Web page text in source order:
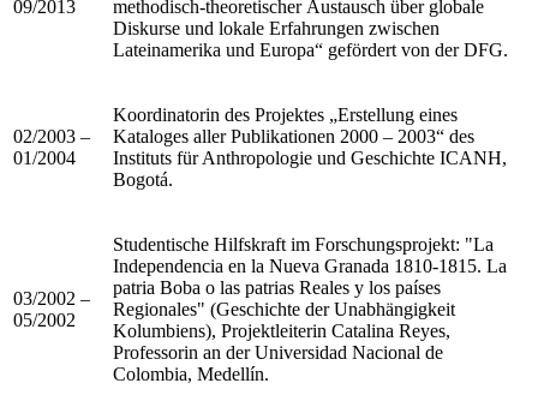
09/2013
methodisch-theoretischer Austausch über globale
Diskurse und lokale Erfahrungen zwischen
Lateinamerika und Europa“ gefördert von der DFG.
02/2003 –
01/2004
Koordinatorin des Projektes „Erstellung eines
Kataloges aller Publikationen 2000 – 2003“ des
Instituts für Anthropologie und Geschichte ICANH,
Bogotá.
03/2002 –
05/2002
Studentische Hilfskraft im Forschungsprojekt: "La
Independencia en la Nueva Granada 1810-1815. La
patria Boba o las patrias Reales y los países
Regionales" (Geschichte der Unabhängigkeit
Kolumbiens), Projektleiterin Catalina Reyes,
Professorin an der Universidad Nacional de
Colombia, Medellín.